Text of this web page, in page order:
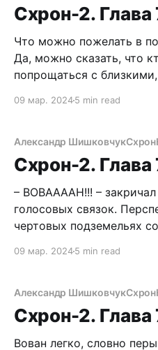
Мне надо поскорей
Схрон-2. Глава
Что можно пожелать в
Да, можно сказать, что
попрощаться с
текилы и станцевать
бесценные мгновения,
бесценной крупицей
09 мар. 20245 min read
Александр ШишковчукСхрон
Схрон-2. Глава
– ВОВААААН!!! –
голосовых связок. Перспектива затеряться в
чертовых подземельях
целую минуту щипал
подумал, что события
Схрон, Лена,
09 мар. 20245 min read
Александр ШишковчукСхрон
Схрон-2. Глава
Вован легко, словно